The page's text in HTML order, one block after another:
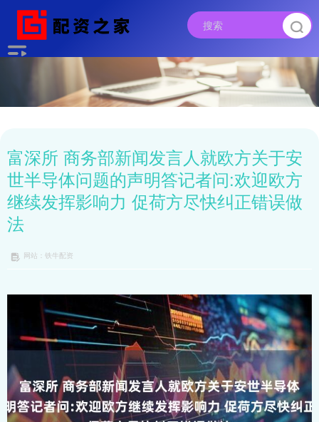
富深所 商务部新闻发言人就欧方关于安
世半导体问题的声明答记者问:欢迎欧方
继续发挥影响力 促荷方尽快纠正错误做
法
网站：铁牛配资